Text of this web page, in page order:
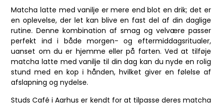
Matcha latte med vanilje er mere end blot en drik; det er
en oplevelse, der let kan blive en fast del af din daglige
rutine. Denne kombination af smag og velvære passer
perfekt ind i både morgen- og eftermiddagsritualer,
uanset om du er hjemme eller på farten. Ved at tilføje
matcha latte med vanilje til din dag kan du nyde en rolig
stund med en kop i hånden, hvilket giver en følelse af
afslapning og nydelse.
Studs Café i Aarhus er kendt for at tilpasse deres matcha